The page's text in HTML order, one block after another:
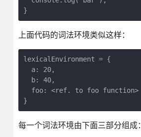
}
上面代码的词法环境类似这样：
lexicalEnvironment = {
  a: 20,
  b: 40,
  foo: <ref. to foo function>
}
每一个词法环境由下面三部分组成：